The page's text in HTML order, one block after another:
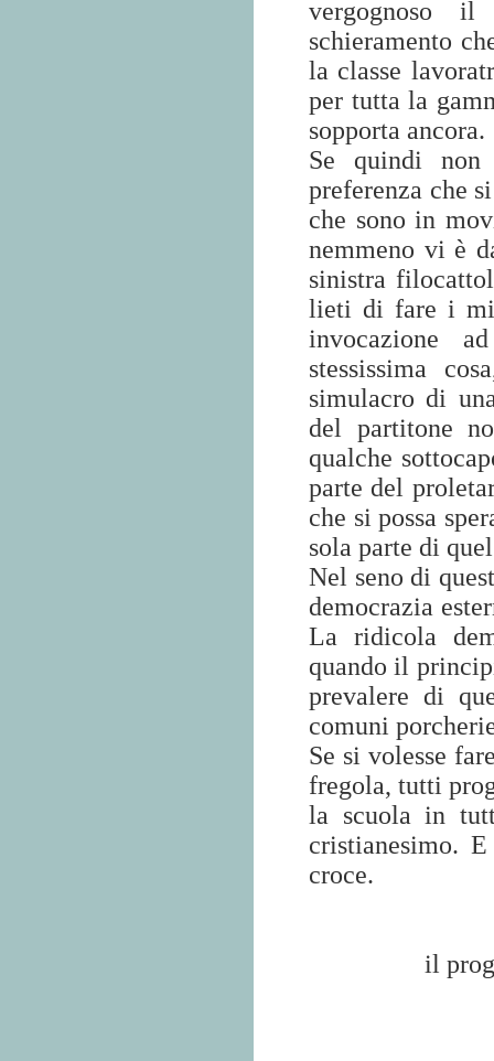
vergognoso
schieramento
la classe
per tutta la
sopporta ancora.
Se quindi non
preferenza che
che sono in
nemmeno vi è
sinistra
lieti di fare i
invocazione
stessissima
simulacro di
del partitone
qualche
parte del
che si possa
sola parte di
Nel seno di
democrazia
La ridicola
quando il
prevalere di
comuni
Se si volesse
fregola, tutti
la scuola in
cristianesimo.
croce.
il